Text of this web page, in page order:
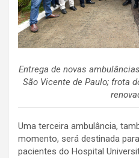
Entrega de novas
São Vicente de Paulo; frota
Uma terceira ambulância,
momento, será destinada
pacientes do Hospital